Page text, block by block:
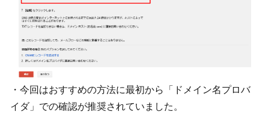
・今回はおすすめの方法に最初から「ドメイン名プロバ
イダ」での確認が推奨されていました。